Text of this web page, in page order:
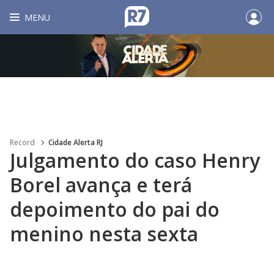
MENU
Record Cidade Alerta RJ
Julgamento do caso Henry
Borel avança e terá
depoimento do pai do
menino nesta sexta